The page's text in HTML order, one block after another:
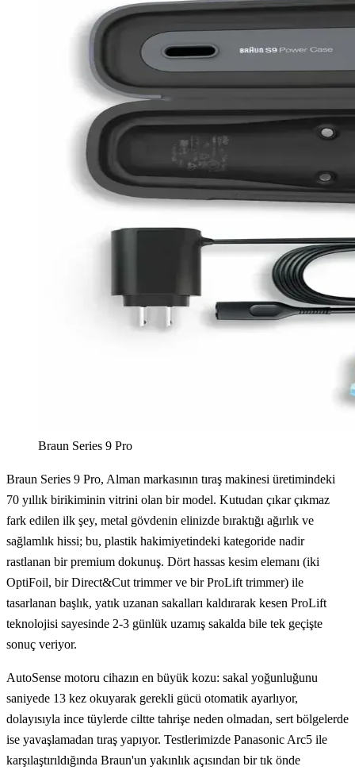
Braun Series 9 Pro
Braun Series 9 Pro, Alman markasının tıraş makinesi üretimindeki
70 yıllık birikiminin vitrini olan bir model. Kutudan çıkar çıkmaz
fark edilen ilk şey, metal gövdenin elinizde bıraktığı ağırlık ve
sağlamlık hissi; bu, plastik hakimiyetindeki kategoride nadir
rastlanan bir premium dokunuş. Dört hassas kesim elemanı (iki
OptiFoil, bir Direct&Cut trimmer ve bir ProLift trimmer) ile
tasarlanan başlık, yatık uzanan sakalları kaldırarak kesen ProLift
teknolojisi sayesinde 2-3 günlük uzamış sakalda bile tek geçişte
sonuç veriyor.
AutoSense motoru cihazın en büyük kozu: sakal yoğunluğunu
saniyede 13 kez okuyarak gerekli gücü otomatik ayarlıyor,
dolayısıyla ince tüylerde ciltte tahrişe neden olmadan, sert bölgelerde
ise yavaşlamadan tıraş yapıyor. Testlerimizde Panasonic Arc5 ile
karşılaştırıldığında Braun'un yakınlık açısından bir tık önde